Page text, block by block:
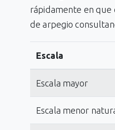
rápidamente en que
de arpegio
Escala
Escala mayor
Escala menor